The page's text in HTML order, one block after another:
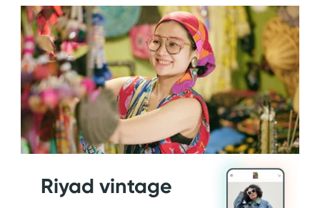
Riyad vintage